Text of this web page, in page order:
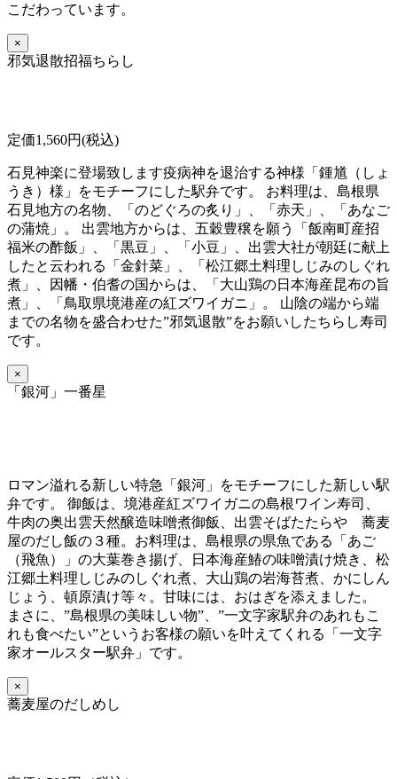
こだわっています。
×
邪気退散招福ちらし
定価1,560円(税込)
石見神楽に登場致します疫病神を退治する神様「鍾馗（しょ
うき）様」をモチーフにした駅弁です。 お料理は、島根県
石見地方の名物、「のどぐろの炙り」、「赤天」、「あなご
の蒲焼」。 出雲地方からは、五穀豊穣を願う「飯南町産招
福米の酢飯」、「黒豆」、「小豆」、出雲大社が朝廷に献上
したと云われる「金針菜」、「松江郷土料理しじみのしぐれ
煮」、因幡・伯耆の国からは、「大山鶏の日本海産昆布の旨
煮」、「鳥取県境港産の紅ズワイガニ」。 山陰の端から端
までの名物を盛合わせた”邪気退散”をお願いしたちらし寿司
です。
×
「銀河」一番星
ロマン溢れる新しい特急「銀河」をモチーフにした新しい駅
弁です。 御飯は、境港産紅ズワイガニの島根ワイン寿司、
牛肉の奥出雲天然醸造味噌煮御飯、出雲そばたたらや 蕎麦
屋のだし飯の３種。お料理は、島根県の県魚である「あご
（飛魚）」の大葉巻き揚げ、日本海産鰆の味噌漬け焼き、松
江郷土料理しじみのしぐれ煮、大山鶏の岩海苔煮、かにしん
じょう、頓原漬け等々。甘味には、おはぎを添えました。
まさに、”島根県の美味しい物”、”一文字家駅弁のあれもこ
れも食べたい”というお客様の願いを叶えてくれる「一文字
家オールスター駅弁」です。
×
蕎麦屋のだしめし